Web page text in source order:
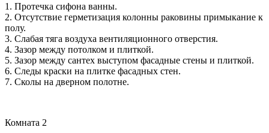
1. Протечка сифона ванны.
2. Отсутствие герметизация колонны раковины примыкание к
полу.
3. Слабая тяга воздуха вентиляционного отверстия.
4. Зазор между потолком и плиткой.
5. Зазор между сантех выступом фасадные стены и плиткой.
6. Следы краски на плитке фасадных стен.
7. Сколы на дверном полотне.
Комната 2